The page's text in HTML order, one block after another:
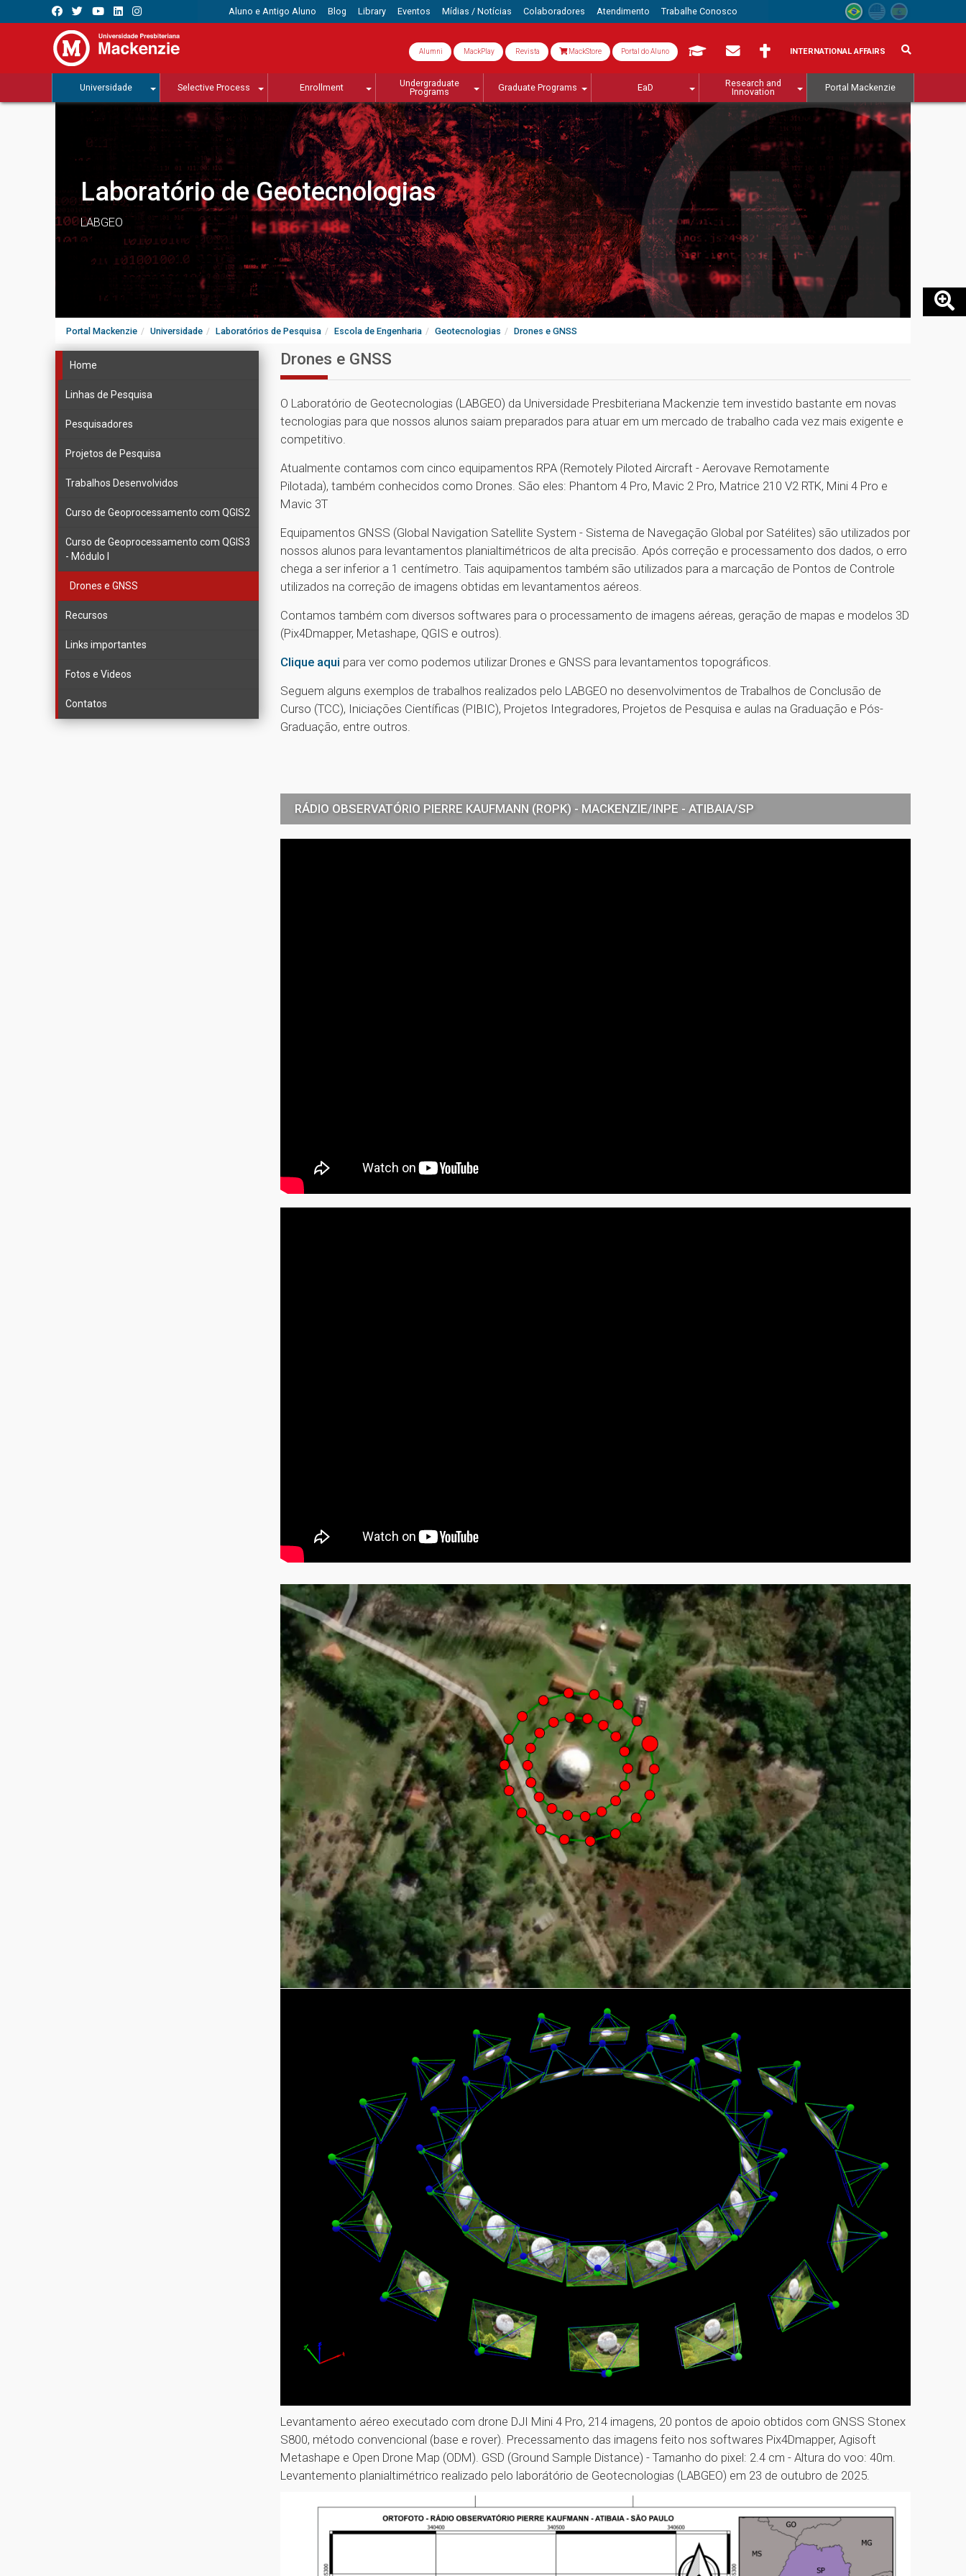
Aluno e Antigo Aluno Blog Library Eventos Mídias / Notícias Colaboradores Atendimento Trabalhe Conosco
Alumni MackPlay Revista MackStore Portal do Aluno INTERNATIONAL AFFAIRS
Universidade Selective Process Enrollment
Undergraduate
Programs
Graduate Programs EaD
Research and
Innovation
Portal Mackenzie
Laboratório de Geotecnologias
LABGEO
Portal Mackenzie Universidade Laboratórios de Pesquisa Escola de Engenharia Geotecnologias Drones e GNSS
Home
Linhas de Pesquisa
Pesquisadores
Projetos de Pesquisa
Trabalhos Desenvolvidos
Curso de Geoprocessamento com QGIS2
Curso de Geoprocessamento com QGIS3
- Módulo I
Drones e GNSS
Recursos
Links importantes
Fotos e Videos
Contatos
Drones e GNSS
O Laboratório de Geotecnologias (LABGEO) da Universidade Presbiteriana Mackenzie tem investido bastante em novas
tecnologias para que nossos alunos saiam preparados para atuar em um mercado de trabalho cada vez mais exigente e
competitivo.
Atualmente contamos com cinco equipamentos RPA (Remotely Piloted Aircraft - Aerovave Remotamente
Pilotada), também conhecidos como Drones. São eles: Phantom 4 Pro, Mavic 2 Pro, Matrice 210 V2 RTK, Mini 4 Pro e
Mavic 3T
Equipamentos GNSS (Global Navigation Satellite System - Sistema de Navegação Global por Satélites) são utilizados por
nossos alunos para levantamentos planialtimétricos de alta precisão. Após correção e processamento dos dados, o erro
chega a ser inferior a 1 centímetro. Tais aquipamentos também são utilizados para a marcação de Pontos de Controle
utilizados na correção de imagens obtidas em levantamentos aéreos.
Contamos também com diversos softwares para o processamento de imagens aéreas, geração de mapas e modelos 3D
(Pix4Dmapper, Metashape, QGIS e outros).
Clique aqui para ver como podemos utilizar Drones e GNSS para levantamentos topográficos.
Seguem alguns exemplos de trabalhos realizados pelo LABGEO no desenvolvimentos de Trabalhos de Conclusão de
Curso (TCC), Iniciações Científicas (PIBIC), Projetos Integradores, Projetos de Pesquisa e aulas na Graduação e Pós-
Graduação, entre outros.
RÁDIO OBSERVATÓRIO PIERRE KAUFMANN (ROPK) - MACKENZIE/INPE - ATIBAIA/SP
Levantamento aéreo executado com drone DJI Mini 4 Pro, 214 imagens, 20 pontos de apoio obtidos com GNSS Stonex
S800, método convencional (base e rover). Precessamento das imagens feito nos softwares Pix4Dmapper, Agisoft
Metashape e Open Drone Map (ODM). GSD (Ground Sample Distance) - Tamanho do pixel: 2.4 cm - Altura do voo: 40m.
Levantemento planialtimétrico realizado pelo laborátório de Geotecnologias (LABGEO) em 23 de outubro de 2025.